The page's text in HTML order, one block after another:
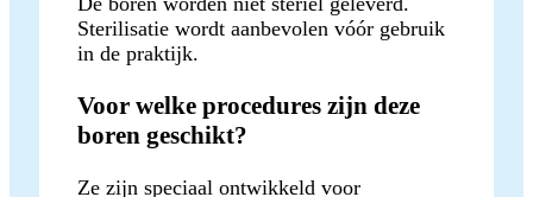
Sterilisatie wordt aanbevolen vóór gebruik
in de praktijk.
Voor welke procedures zijn deze
boren geschikt?
Ze zijn speciaal ontwikkeld voor